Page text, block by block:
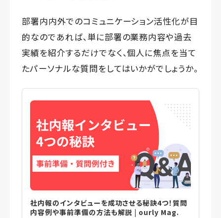
部署内内外でのコミュニケーション活性化が目
的なのであれば、単に部署の業務内容や過去
実績を紹介するだけでなく、個人に焦点を当て
たパーソナルな質問をしてはいかがでしょうか。
社内報のインタビューを成功させる秘訣4つ！質問
内容例や事前準備の方法も解説 | ourly Mag.